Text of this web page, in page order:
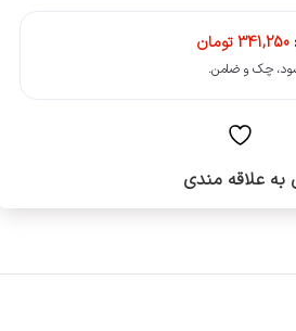
341,250تومان
به علاقه مندی